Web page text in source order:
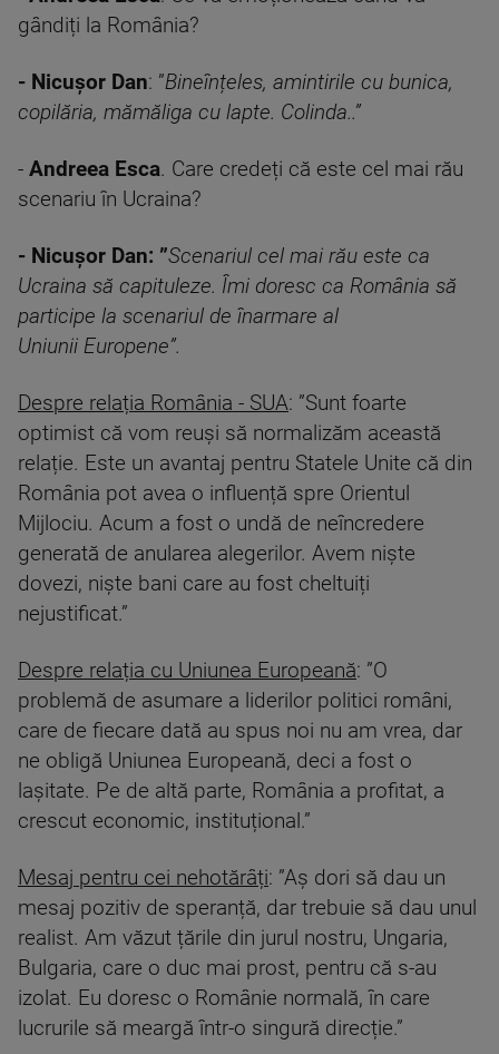
gândiți la România?
- Nicușor Dan: ”Bineînțeles, amintirile cu bunica,
copilăria, mămăliga cu lapte. Colinda..”
- Andreea Esca. Care credeți că este cel mai rău
scenariu în Ucraina?
- Nicușor Dan: ”Scenariul cel mai rău este ca
Ucraina să capituleze. Îmi doresc ca România să
participe la scenariul de înarmare al
Uniunii Europene”.
Despre relația România - SUA: ”Sunt foarte
optimist că vom reuși să normalizăm această
relație. Este un avantaj pentru Statele Unite că din
România pot avea o influență spre Orientul
Mijlociu. Acum a fost o undă de neîncredere
generată de anularea alegerilor. Avem niște
dovezi, niște bani care au fost cheltuiți
nejustificat.”
Despre relația cu Uniunea Europeană: ”O
problemă de asumare a liderilor politici români,
care de fiecare dată au spus noi nu am vrea, dar
ne obligă Uniunea Europeană, deci a fost o
lașitate. Pe de altă parte, România a profitat, a
crescut economic, instituțional.”
Mesaj pentru cei nehotărâți: ”Aș dori să dau un
mesaj pozitiv de speranță, dar trebuie să dau unul
realist. Am văzut țările din jurul nostru, Ungaria,
Bulgaria, care o duc mai prost, pentru că s-au
izolat. Eu doresc o Românie normală, în care
lucrurile să meargă într-o singură direcție.”